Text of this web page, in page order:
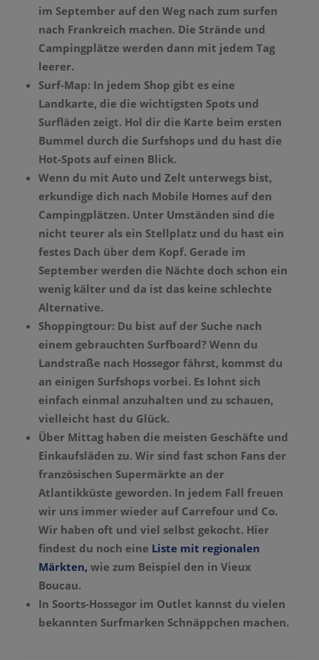
im September auf den Weg nach zum surfen
nach Frankreich machen. Die Strände und
Campingplätze werden dann mit jedem Tag
leerer.
Surf-Map: In jedem Shop gibt es eine
Landkarte, die die wichtigsten Spots und
Surfläden zeigt. Hol dir die Karte beim ersten
Bummel durch die Surfshops und du hast die
Hot-Spots auf einen Blick.
Wenn du mit Auto und Zelt unterwegs bist,
erkundige dich nach Mobile Homes auf den
Campingplätzen. Unter Umständen sind die
nicht teurer als ein Stellplatz und du hast ein
festes Dach über dem Kopf. Gerade im
September werden die Nächte doch schon ein
wenig kälter und da ist das keine schlechte
Alternative.
Shoppingtour: Du bist auf der Suche nach
einem gebrauchten Surfboard? Wenn du
Landstraße nach Hossegor fährst, kommst du
an einigen Surfshops vorbei. Es lohnt sich
einfach einmal anzuhalten und zu schauen,
vielleicht hast du Glück.
Über Mittag haben die meisten Geschäfte und
Einkaufsläden zu. Wir sind fast schon Fans der
französischen Supermärkte an der
Atlantikküste geworden. In jedem Fall freuen
wir uns immer wieder auf Carrefour und Co.
Wir haben oft und viel selbst gekocht. Hier
findest du noch eine Liste mit regionalen
Märkten, wie zum Beispiel den in Vieux
Boucau.
In Soorts-Hossegor im Outlet kannst du vielen
bekannten Surfmarken Schnäppchen machen.